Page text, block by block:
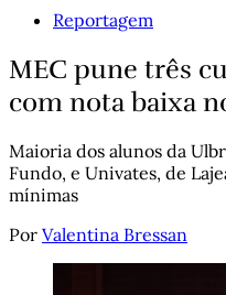
Reportagem
MEC pune três
com nota baixa
Maioria dos alunos da
Fundo, e Univates, de
mínimas
Por Valentina Bressan